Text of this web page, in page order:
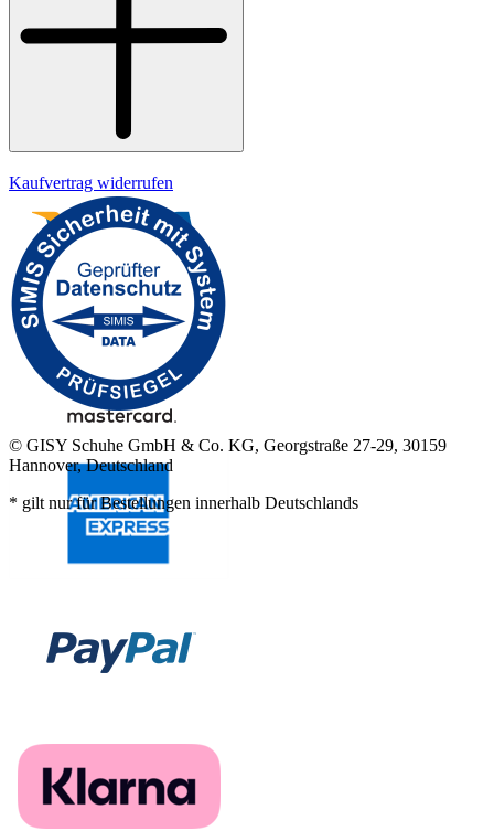
Kaufvertrag widerrufen
© GISY Schuhe GmbH & Co. KG, Georgstraße 27-29, 30159
Hannover, Deutschland
* gilt nur für Bestellungen innerhalb Deutschlands